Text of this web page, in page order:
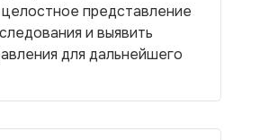
представление
и выявить
для дальнейшего